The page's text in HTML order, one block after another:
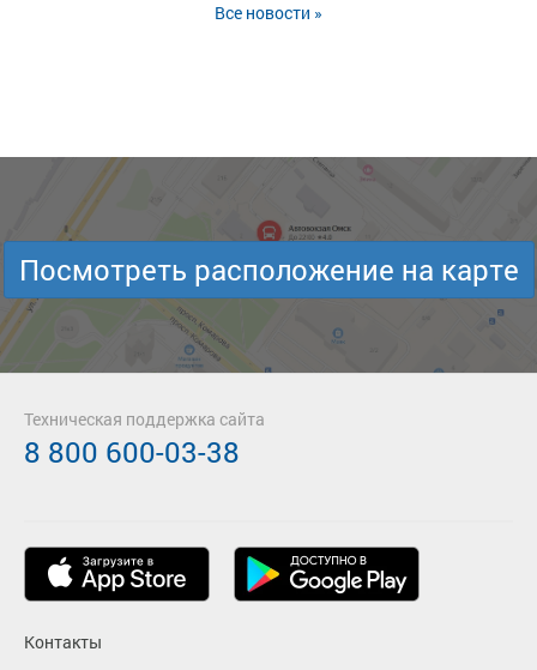
Все новости »
Посмотреть расположение на карте
Контакты
Техническая поддержка сайта
8 800 600-03-38